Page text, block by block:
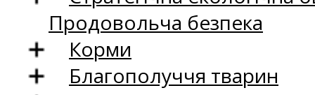
Продовольча безпека
Корми
Благополуччя тварин